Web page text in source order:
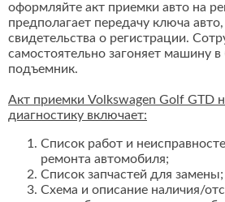
оформляйте акт приемки авто на
предполагает передачу ключа авто,
свидетельства о регистрации.
самостоятельно загоняет машину в
подъемник.
Акт приемки Volkswagen Golf GTD
диагностику включает:
Список работ и
ремонта автомобиля;
Список запчастей для замены;
Схема и описание наличия/